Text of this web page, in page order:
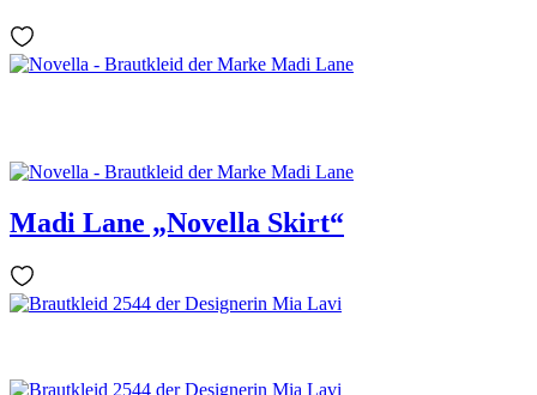
Madi Lane „Novella Skirt“